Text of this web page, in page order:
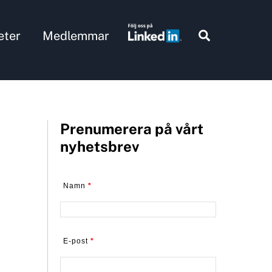
Medlemmar
Prenumerera på vårt
nyhetsbrev